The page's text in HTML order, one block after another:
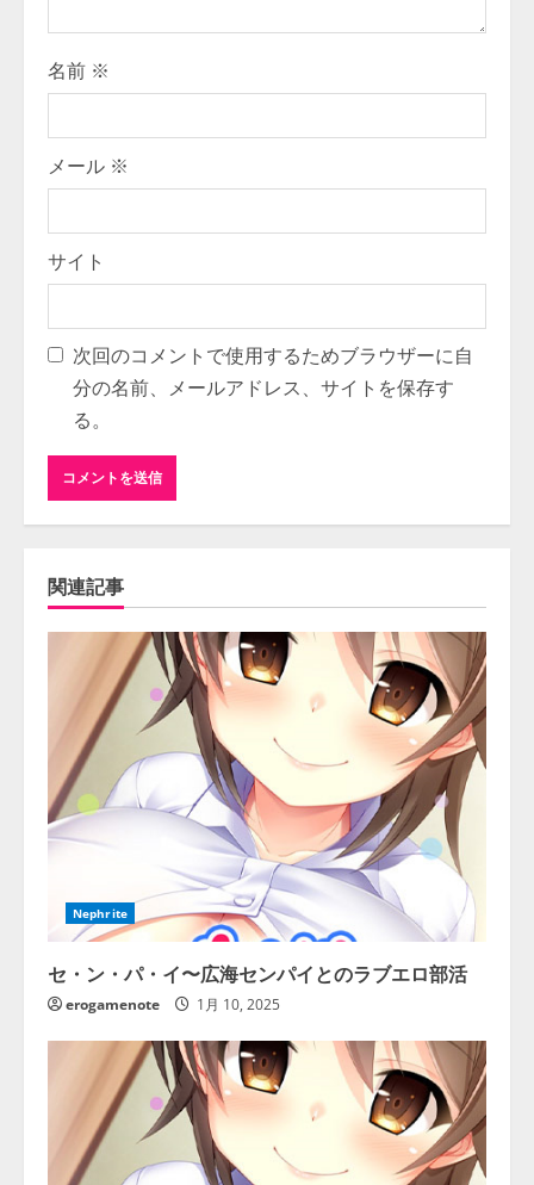
n
g
名前 ※
メール ※
サイト
次回のコメントで使用するためブラウザーに自
分の名前、メールアドレス、サイトを保存す
る。
関連記事
Nephrite
セ・ン・パ・イ〜広海センパイとのラブエロ部活
erogamenote 1月 10, 2025